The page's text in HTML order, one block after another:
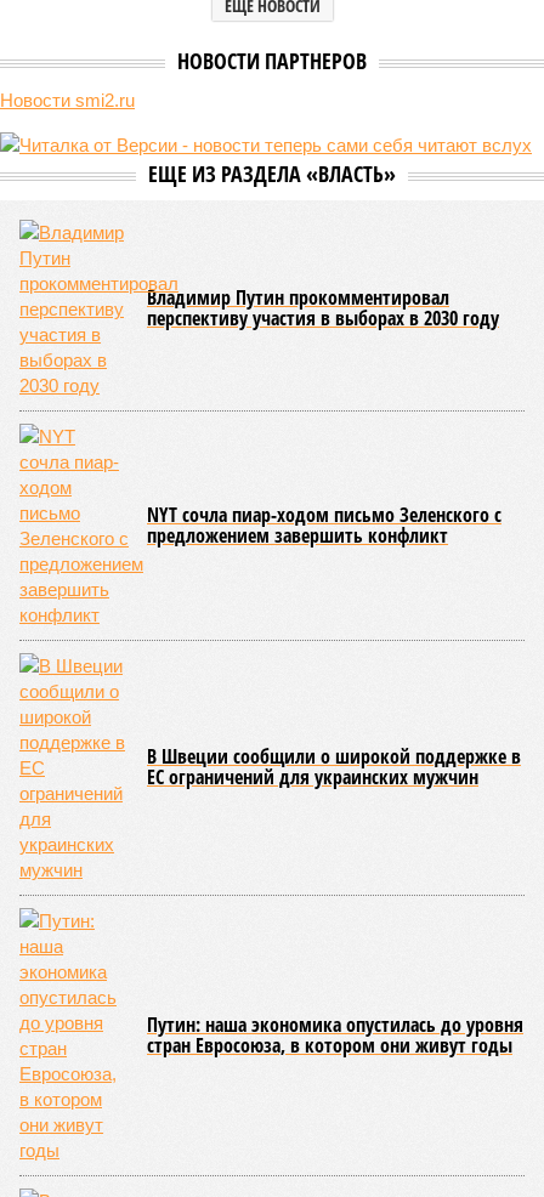
Природа постоянно вступает в противоречие с нами. Ведь пока
она стремится всё на планете держать в балансе, человечество
массовые катастрофы в прошлом – какими они были? Какие
ждут нас со дня на день и чем грозят?
Рассказ
последствия очередного апокалипсиса, искусственно
вызванного группой биологов, называется «Конец всей
этой мерзости». В реальной жизни участия пытливых
исследователей в организации конца света может не
понадобиться: природа сама разберётся, как и где
уменьшить масштабы человеческой популяции.
(фото: en.wikipedia.org)
Да, наша любимая маленькая планета может быть
единственной, где в пределах Солнечной системы есть
полноценная жизнь, но Земля также регулярно пытается
эту жизнь уничтожить. Так уж вышло, что внутренние
процессы на планете включают в себя всевозможные
геологические, метеорологические и физические явления,
которые для человека довольно опасны. Или попросту
смертельны. И вот несколько тому примеров.
Все стихии сразу
Около 100 лет назад в Поднебесной приключилось то, что
у нас назвали бы тридцатью тремя несчастьями. Страну
последовательно поразили: многолетняя засуха, страшный
паводок, невероятные ливни. Несколько миллионов
человек не пережили этот разгул стихий. Вот что тогда
приключилось.
Зима 1931 года выдалась в Китае чрезвычайно
продолжительной и суровой. Снега образовалось огромное
количество – казалось бы, хороший знак после периода
великой суши, продолжавшегося с 1928-го. Но всё
обратилось катастрофой. Снег растаял, устремился в реки,
начался небывалый паводок, быстро обернувшийся
страшным наводнением, которое обильные весенние ливни
только усугубили. К июню всё это преобразовалось в
массовый потоп, в июле же Китай в дополнение накрыло
сразу девятью циклонами. Последствия оказались